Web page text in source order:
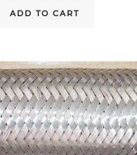
ADD TO CART